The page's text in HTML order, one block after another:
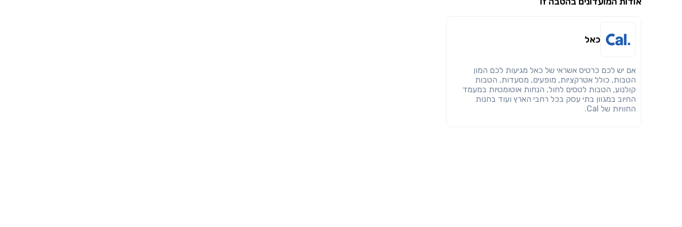
כאל
אם יש לכם כרטיס אשראי של כאל מגיעות לכם המון
הטבות, כולל אטרקציות, מופעים, מסעדות, הטבות
קולנוע, הטבות לטסים לחול, הנחות אוטומטיות במעמד
החיוב במגוון בתי עסק בכל רחבי הארץ ועוד בחנות
החוויות של Cal.